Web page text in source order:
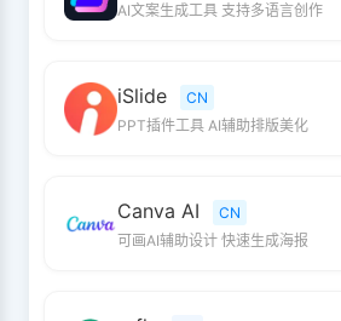
AI文案生成工具 支持多语言创作
iSlide
CN
PPT插件工具 AI辅助排版美化
Canva AI
CN
可画AI辅助设计 快速生成海报